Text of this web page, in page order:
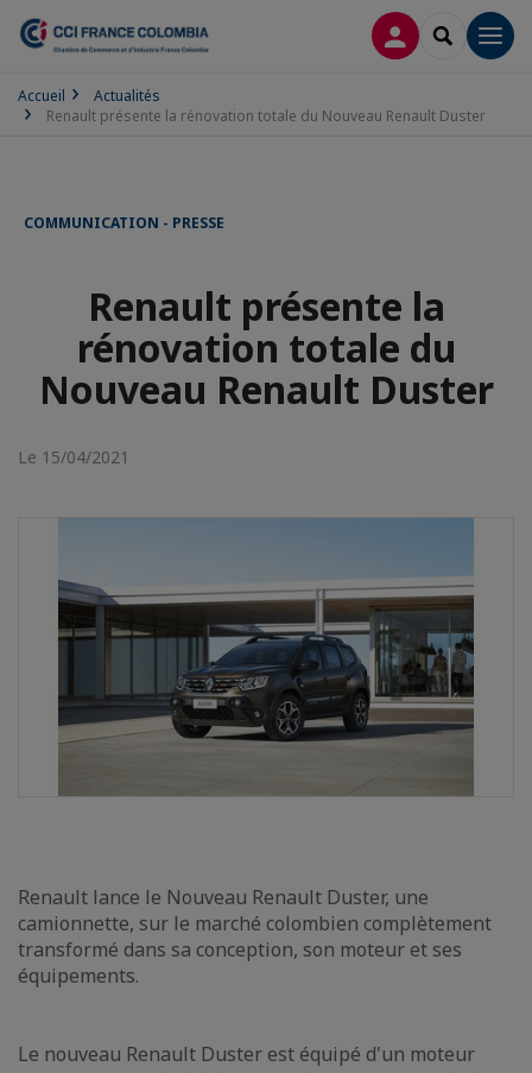
CONNEXION
Accueil
Actualités
Renault présente la rénovation totale du Nouveau Renault Duster
COMMUNICATION - PRESSE
Renault présente la
rénovation totale du
Nouveau Renault Duster
Le 15/04/2021
Renault lance le Nouveau Renault Duster, une
camionnette, sur le marché colombien complètement
transformé dans sa conception, son moteur et ses
équipements.
Le nouveau Renault Duster est équipé d'un moteur